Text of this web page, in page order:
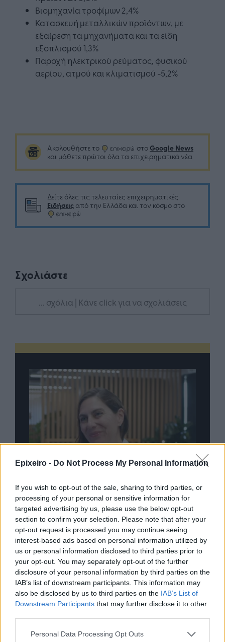
Epixeiro - Do Not Process My Personal Information
If you wish to opt-out of the sale, sharing to third parties, or
processing of your personal or sensitive information for
targeted advertising by us, please use the below opt-out
section to confirm your selection. Please note that after your
opt-out request is processed you may continue seeing
interest-based ads based on personal information utilized by
us or personal information disclosed to third parties prior to
your opt-out. You may separately opt-out of the further
disclosure of your personal information by third parties on the
IAB’s list of downstream participants. This information may
also be disclosed by us to third parties on the IAB’s List of
Downstream Participants that may further disclose it to other
Personal Data Processing Opt Outs
Βιομηχανία τροφίμων 2,4%
Κατασκευή μεταλλικών προϊόντων, με
εξαίρεση τα μηχανήματα και τα είδη
εξοπλισμού 1,3%
Παροχή ηλεκτρικού ρεύματος, φυσικού
αερίου, ατμού και κλιματισμού -5,2%
Ακολουθήστε το στο Google News
και μάθετε πρώτοι όλα τα επιχειρηματικά νέα
Δείτε όλες τις τελευταίες επιχειρηματικές
Ειδήσεις από την Ελλάδα και τον κόσμο στο
Σχολιάστε
... σχόλια | Κάνε click για να σχολιάσεις
TP Greece: Πώς διαμορφώνεται το
μέλλον του Insurance στην εποχή του AI
Η
Advertorial